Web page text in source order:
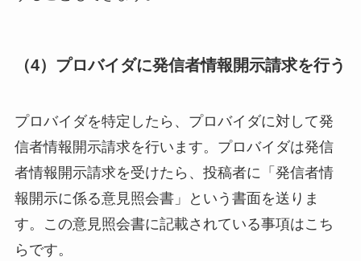
（4）プロバイダに発信者情報開示請求を行う
プロバイダを特定したら、プロバイダに対して発
信者情報開示請求を行います。プロバイダは発信
者情報開示請求を受けたら、投稿者に「発信者情
報開示に係る意見照会書」という書面を送りま
す。この意見照会書に記載されている事項はこち
らです。